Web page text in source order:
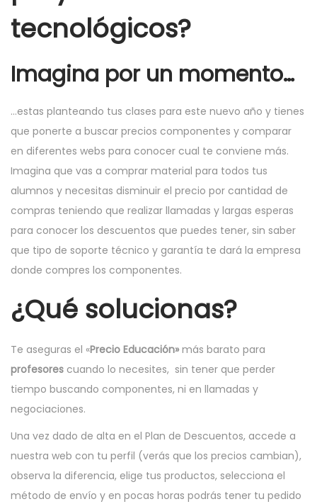
tecnológicos?
Imagina por un momento…
…estas planteando tus clases para este nuevo año y tienes
que ponerte a buscar precios componentes y comparar
en diferentes webs para conocer cual te conviene más.
Imagina que vas a comprar material para todos tus
alumnos y necesitas disminuir el precio por cantidad de
compras teniendo que realizar llamadas y largas esperas
para conocer los descuentos que puedes tener, sin saber
que tipo de soporte técnico y garantía te dará la empresa
donde compres los componentes.
¿Qué solucionas?
Te aseguras el «Precio Educación»más barato para
profesores cuando lo necesites, sin tener que perder
tiempo buscando componentes, ni en llamadas y
negociaciones.
Una vez dado de alta en el Plan de Descuentos, accede a
nuestra web con tu perfil (verás que los precios cambian),
observa la diferencia, elige tus productos, selecciona el
método de envío y en pocas horas podrás tener tu pedido